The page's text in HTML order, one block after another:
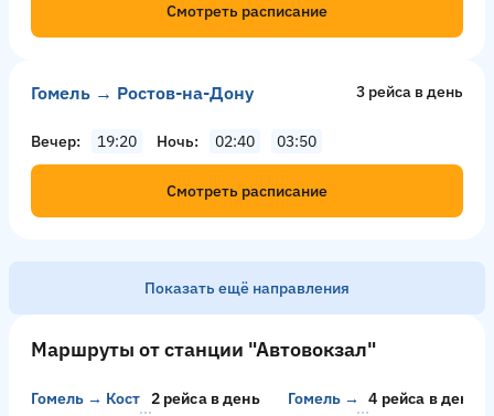
Смотреть расписание
Гомель → Ростов-на-Дону 3 рейсa в день
Вечер 19:20 Ночь 02:40 03:50
Смотреть расписание
Показать ещё направления
Москва → Гомель13 рейсов в день
День 10:15 12:00 Вечер 19:00 20:00 20:30
Маршруты от станции "Автовокзал"
Гомель → Костюковичи2 рейсa в день Гомель → Рига4 рейсa в день